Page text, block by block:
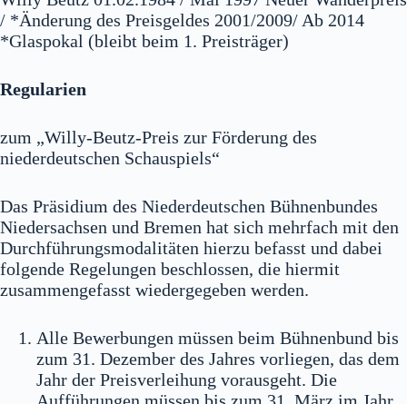
/ *Änderung des Preisgeldes 2001/2009/ Ab 2014
*Glaspokal (bleibt beim 1. Preisträger)
Regularien
zum „Willy-Beutz-Preis zur Förderung des
niederdeutschen Schauspiels“
Das Präsidium des Niederdeutschen Bühnenbundes
Niedersachsen und Bremen hat sich mehrfach mit den
Durchführungsmodalitäten hierzu befasst und dabei
folgende Regelungen beschlossen, die hiermit
zusammengefasst wiedergegeben werden.
Alle Bewerbungen müssen beim Bühnenbund bis
zum 31. Dezember des Jahres vorliegen, das dem
Jahr der Preisverleihung vorausgeht. Die